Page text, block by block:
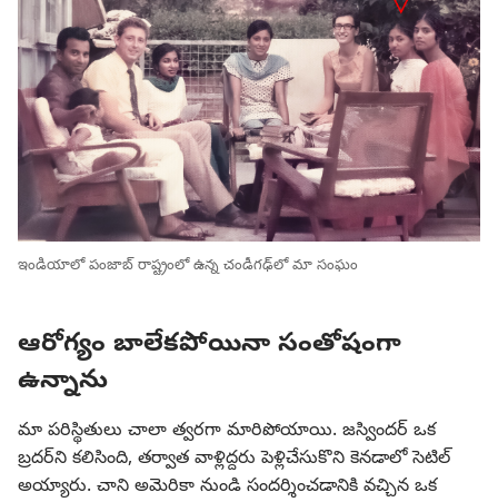
ఇండియాలో పంజాబ్‌ రాష్ట్రంలో ఉన్న చండీగఢ్‌లో మా సంఘం
ఆరోగ్యం బాలేకపోయినా సంతోషంగా
ఉన్నాను
మా పరిస్థితులు చాలా త్వరగా మారిపోయాయి. జస్విందర్‌ ఒక
బ్రదర్‌ని కలిసింది, తర్వాత వాళ్లిద్దరు పెళ్లిచేసుకొని కెనడాలో సెటిల్‌
అయ్యారు. చాని అమెరికా నుండి సందర్శించడానికి వచ్చిన ఒక